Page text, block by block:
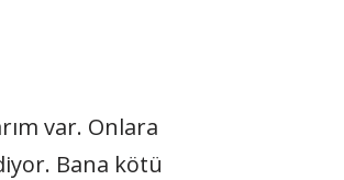
var. Onlara
Bana kötü